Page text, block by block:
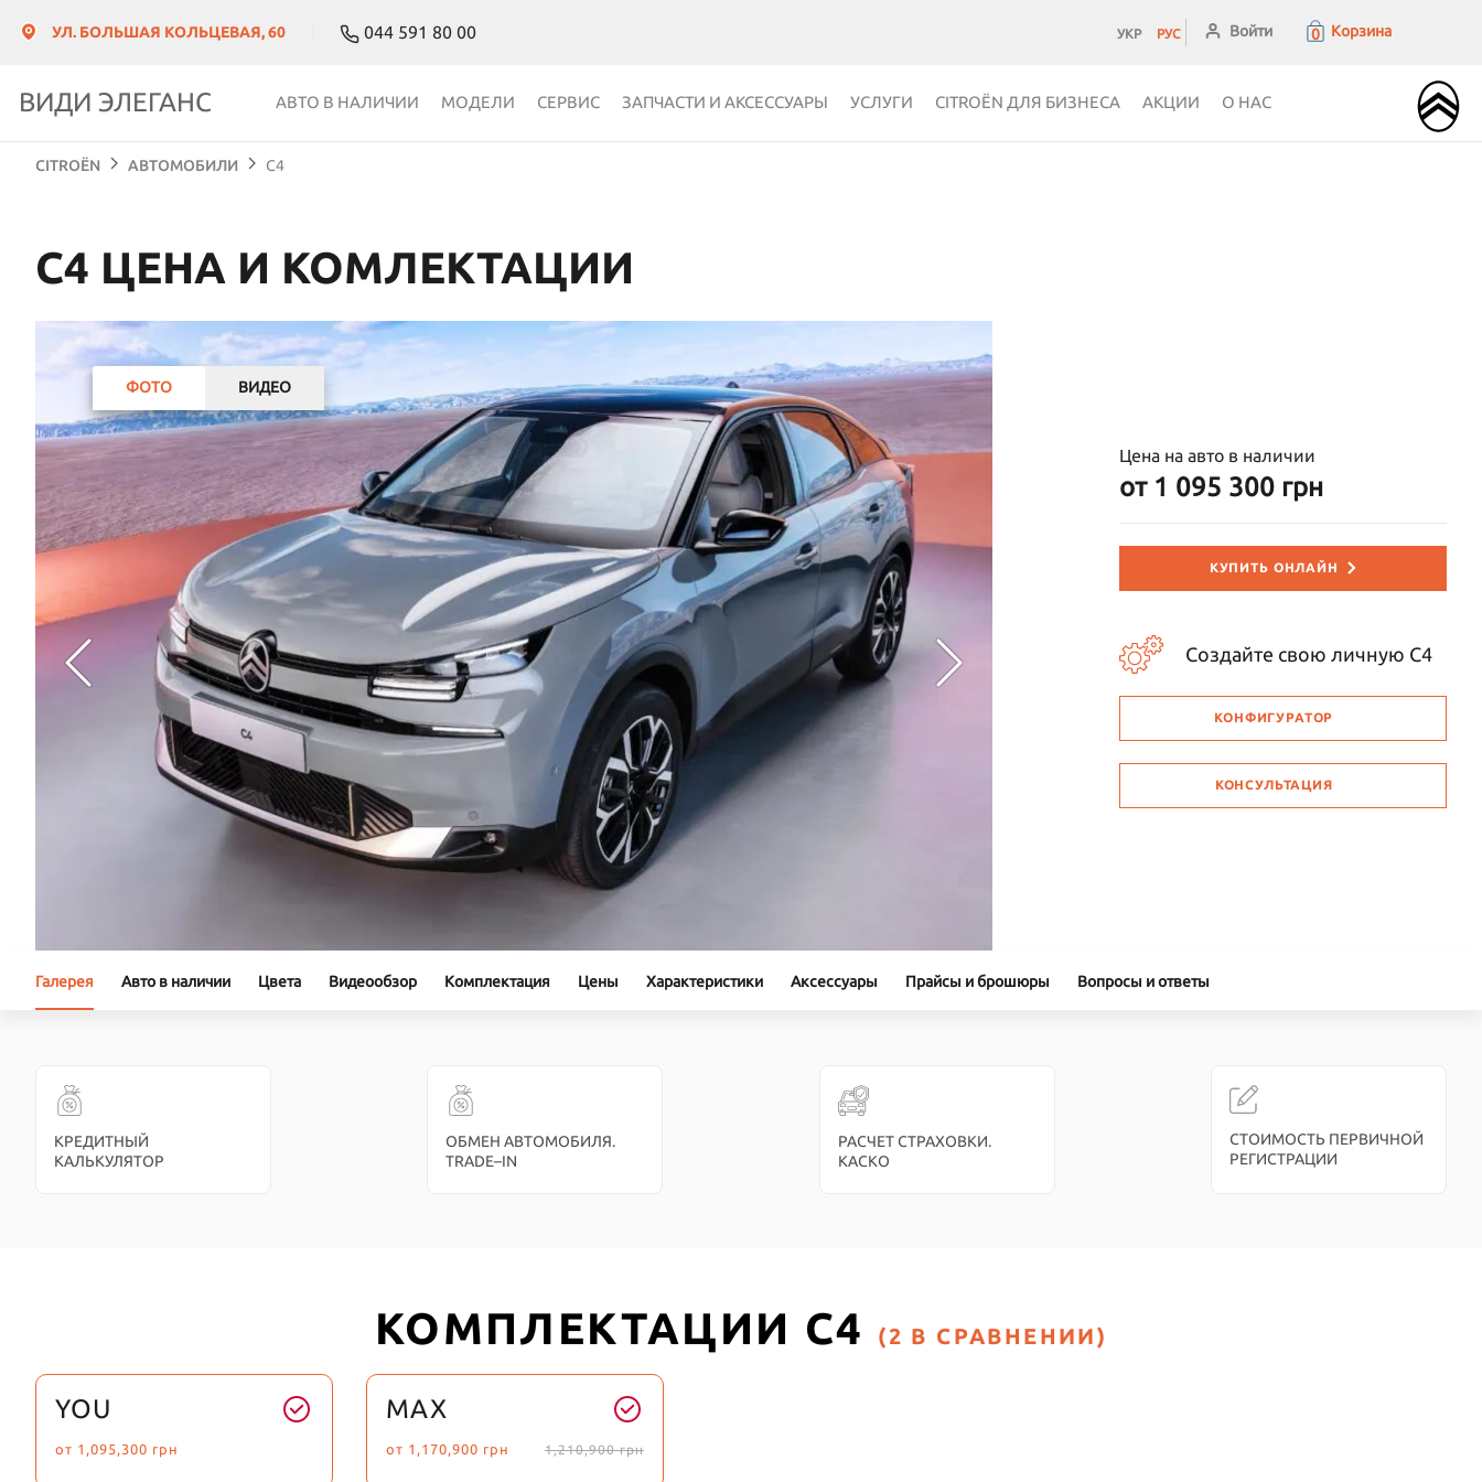
УЛ. БОЛЬШАЯ КОЛЬЦЕВАЯ, 60 044 591 80 00 УКР РУС Войти 0 Корзина
ВИДИ ЭЛЕГАНС АВТО В НАЛИЧИИ МОДЕЛИ СЕРВИС ЗАПЧАСТИ И АКСЕССУАРЫ УСЛУГИ CITROЁN ДЛЯ БИЗНЕСА АКЦИИ О НАС
CITROЁN АВТОМОБИЛИ C4
C4 ЦЕНА И КОМЛЕКТАЦИИ
ФОТО ВИДЕО
Цена на авто в наличии
от 1 095 300 грн
КУПИТЬ ОНЛАЙН
Создайте свою личную C4
КОНФИГУРАТОР
КОНСУЛЬТАЦИЯ
Галерея Авто в наличии Цвета Видеообзор Комплектация Цены Характеристики Аксессуары Прайсы и брошюры Вопросы и ответы
КРЕДИТНЫЙ
КАЛЬКУЛЯТОР
ОБМЕН АВТОМОБИЛЯ.
TRADE–IN
РАСЧЕТ СТРАХОВКИ.
КАСКО
СТОИМОСТЬ ПЕРВИЧНОЙ
РЕГИСТРАЦИИ
КОМПЛЕКТАЦИИ C4 (2 В СРАВНЕНИИ)
YOU
от 1,095,300 грн
MAX
от 1,170,900 грн 1,210,900грн